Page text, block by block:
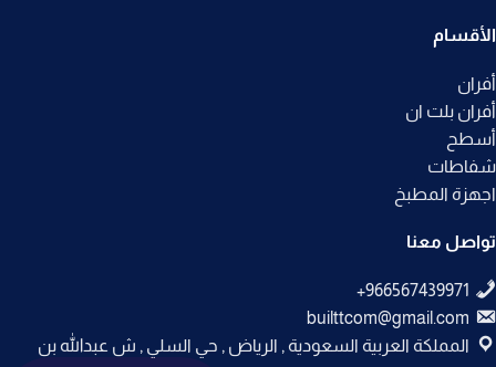
الأقسام
أفران
أفران بلت ان
أسطح
شفاطات
اجهزة المطبخ
تواصل معنا
builttcom@gmail.com
المملكة العربية السعودية , الرياض , حي السلي , ش عبدالله بن